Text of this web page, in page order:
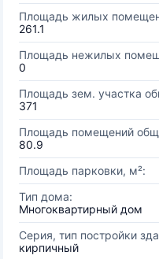
Площадь жилых
261.1
Площадь нежилых
0
Площадь зем. участка
371
Площадь помещений
80.9
Площадь парковки, м²:
Тип дома:
Многоквартирный дом
Серия, тип постройки
кирпичный